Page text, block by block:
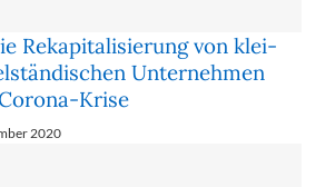
Re­ka­pi­ta­li­sie­rung von klei­
Un­ter­neh­men
Kri­se
2020